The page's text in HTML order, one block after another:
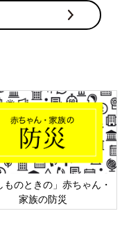
術 細木かおりさんの人生
相談